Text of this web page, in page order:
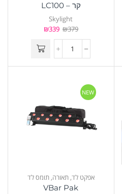
קר – LC100
Skylight
₪379
₪339
NEW
אפקט לד,תאורה,תומס לד
VBar Pak